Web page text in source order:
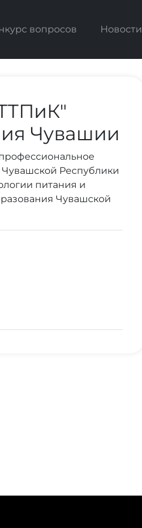
вопросов Новости
Чувашии
Республики
питания и
Чувашской